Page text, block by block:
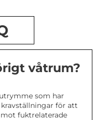
våtrum?
som har
för att
fuktrelaterade